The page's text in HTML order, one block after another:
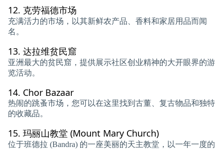
12. 克劳福德市场
充满活力的市场，以其新鲜农产品、香料和家居用品而闻
名。
13. 达拉维贫民窟
亚洲最大的贫民窟，提供展示社区创业精神的大开眼界的游
览活动。
14. Chor Bazaar
热闹的跳蚤市场，您可以在这里找到古董、复古物品和独特
的收藏品。
15. 玛丽山教堂 (Mount Mary Church)
位于班德拉 (Bandra) 的一座美丽的天主教堂，以一年一度的